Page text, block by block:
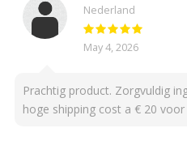
Nederland
May 4, 2026
Prachtig product. Zorgvuldig
hoge shipping cost a € 20